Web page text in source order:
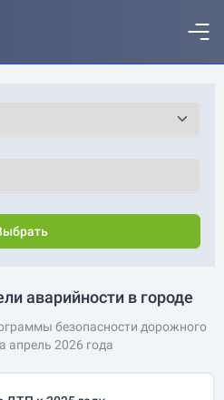
аварийности в городе
безопасности дорожного
апрель 2026 года